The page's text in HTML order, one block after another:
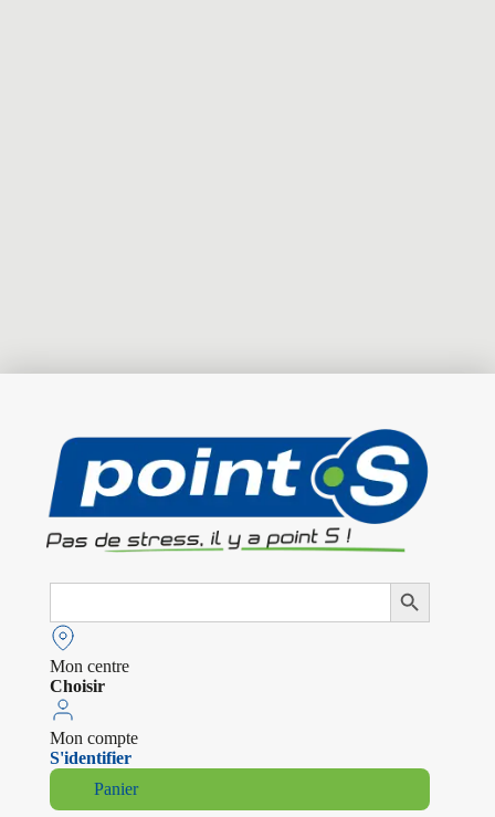
Search
Search Button
Mon centre
Choisir
Mon compte
S'identifier
Panier